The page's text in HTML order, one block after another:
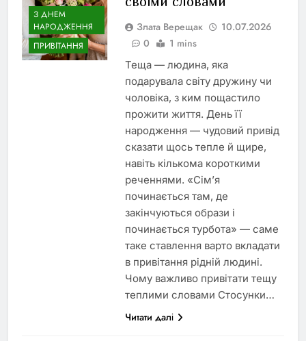
З ДНЕМ
НАРОДЖЕННЯ
ПРИВІТАННЯ
Злата Верещак
10.07.2026
0
1 mins
Теща — людина, яка
подарувала світу дружину чи
чоловіка, з ким пощастило
прожити життя. День її
народження — чудовий привід
сказати щось тепле й щире,
навіть кількома короткими
реченнями. «Сім’я
починається там, де
закінчуються образи і
починається турбота» — саме
таке ставлення варто вкладати
в привітання рідній людині.
Чому важливо привітати тещу
теплими словами Стосунки…
Читати далі